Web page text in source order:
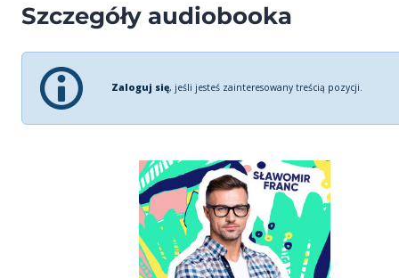
Szczegóły audiobooka
Zaloguj się, jeśli jesteś zainteresowany treścią pozycji.